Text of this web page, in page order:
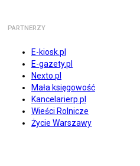
PARTNERZY
E-kiosk.pl
E-gazety.pl
Nexto.pl
Mała księgowość
Kancelarierp.pl
Wieści Rolnicze
Życie Warszawy